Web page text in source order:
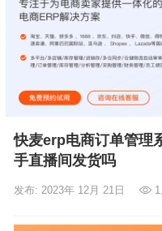
快麦erp电商订单管理
手直播间发货吗
发布: 2023年 12月 21日